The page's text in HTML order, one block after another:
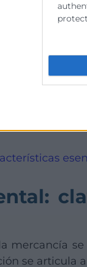
para un
un tercer país.
triangular
la
a
España,
mercancía
se articula